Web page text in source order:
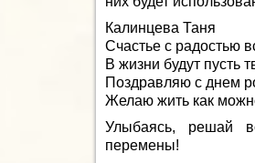
Калинцева Таня
Счастье с радостью
В жизни будут пусть
Поздравляю с днем
Желаю жить как
Улыбаясь, решай
перемены!